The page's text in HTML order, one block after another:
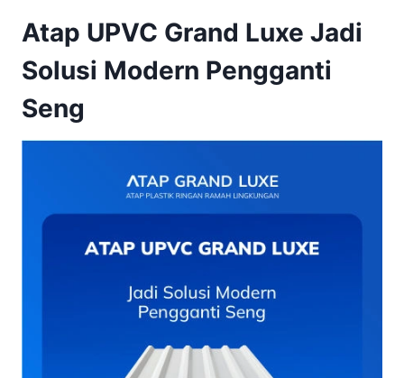
Atap UPVC Grand Luxe Jadi
Solusi Modern Pengganti
Seng